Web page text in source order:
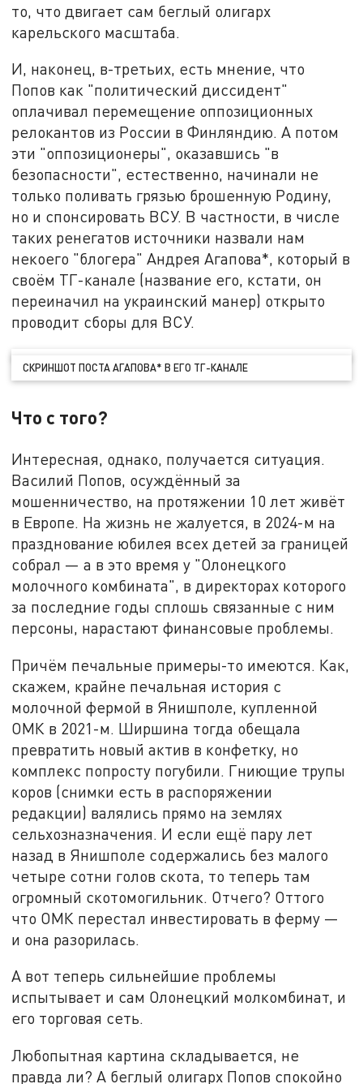
то, что двигает сам беглый олигарх
карельского масштаба.
И, наконец, в-третьих, есть мнение, что
Попов как "политический диссидент"
оплачивал перемещение оппозиционных
релокантов из России в Финляндию. А потом
эти "оппозиционеры", оказавшись "в
безопасности", естественно, начинали не
только поливать грязью брошенную Родину,
но и спонсировать ВСУ. В частности, в числе
таких ренегатов источники назвали нам
некоего "блогера" Андрея Агапова*, который в
своём ТГ-канале (название его, кстати, он
переиначил на украинский манер) открыто
проводит сборы для ВСУ.
СКРИНШОТ ПОСТА АГАПОВА* В ЕГО ТГ-КАНАЛЕ
Что с того?
Интересная, однако, получается ситуация.
Василий Попов, осуждённый за
мошенничество, на протяжении 10 лет живёт
в Европе. На жизнь не жалуется, в 2024-м на
празднование юбилея всех детей за границей
собрал — а в это время у "Олонецкого
молочного комбината", в директорах которого
за последние годы сплошь связанные с ним
персоны, нарастают финансовые проблемы.
Причём печальные примеры-то имеются. Как,
скажем, крайне печальная история с
молочной фермой в Янишполе, купленной
ОМК в 2021-м. Ширшина тогда обещала
превратить новый актив в конфетку, но
комплекс попросту погубили. Гниющие трупы
коров (снимки есть в распоряжении
редакции) валялись прямо на землях
сельхозназначения. И если ещё пару лет
назад в Янишполе содержались без малого
четыре сотни голов скота, то теперь там
огромный скотомогильник. Отчего? Оттого
что ОМК перестал инвестировать в ферму —
и она разорилась.
А вот теперь сильнейшие проблемы
испытывает и сам Олонецкий молкомбинат, и
его торговая сеть.
Любопытная картина складывается, не
правда ли? А беглый олигарх Попов спокойно